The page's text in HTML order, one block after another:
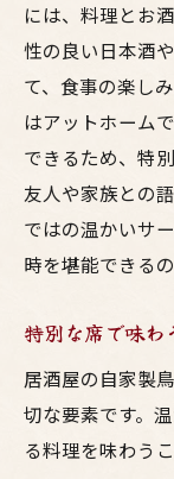
には、料理とお
性の良い日本酒
て、食事の楽し
はアットホーム
できるため、特
友人や家族との
ではの温かいサ
時を堪能できる
特別な席で味わ
居酒屋の自家製
切な要素です。
る料理を味わう